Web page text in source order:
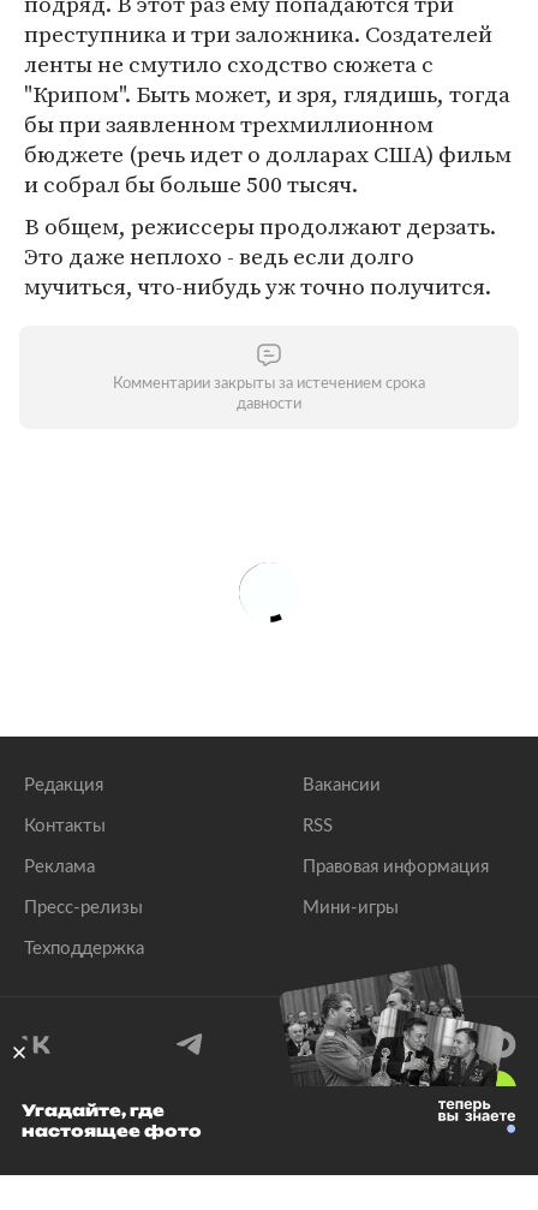
преступника и три заложника. Создателей
ленты не смутило сходство сюжета с
"Крипом". Быть может, и зря, глядишь, тогда
бы при заявленном трехмиллионном
бюджете (речь идет о долларах США) фильм
и собрал бы больше 500 тысяч.
В общем, режиссеры продолжают дерзать.
Это даже неплохо - ведь если долго
мучиться, что-нибудь уж точно получится.
Комментарии закрыты за истечением срока
давности
Редакция
Контакты
Реклама
Пресс-релизы
Техподдержка
Вакансии
RSS
Правовая информация
Мини-игры
© 1999–2026 Все права защищены.
Угадайте, где
настоящее фото